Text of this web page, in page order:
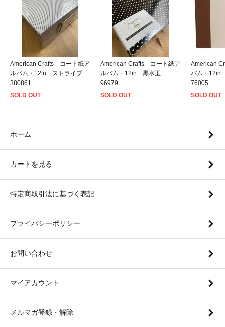
American Crafts コート紙ア
ルバム・12in ストライプ
380861
SOLD OUT
American Crafts コート紙ア
ルバム・12in 黒水玉
96979
SOLD OUT
American
バム・
76005
SOLD OUT
ホーム
カートを見る
特定商取引法に基づく表記
プライバシーポリシー
お問い合わせ
マイアカウント
メルマガ登録・解除